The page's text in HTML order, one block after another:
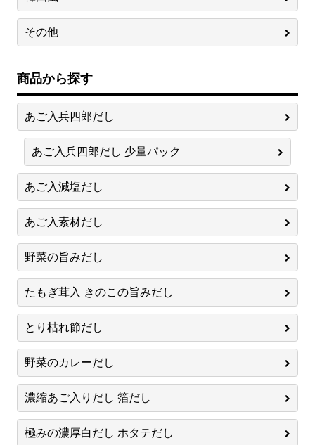
その他
商品から探す
あご入兵四郎だし
あご入兵四郎だし 少量パック
あご入減塩だし
あご入素材だし
野菜の旨みだし
たもぎ茸入 きのこの旨みだし
とり枯れ節だし
野菜のカレーだし
濃縮あご入りだし 箔だし
極みの濃厚白だし ホタテだし